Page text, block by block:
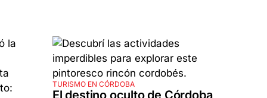
TURISMO EN CÓRDOBA
El destino oculto de Córdoba